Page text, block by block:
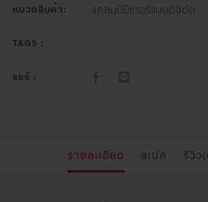
หมวดสินค้า: แคลมป์มิเตอร์แบบดิจิตัล
TAGS :
แชร์ :
รายละเอียด สเปค รีวิว